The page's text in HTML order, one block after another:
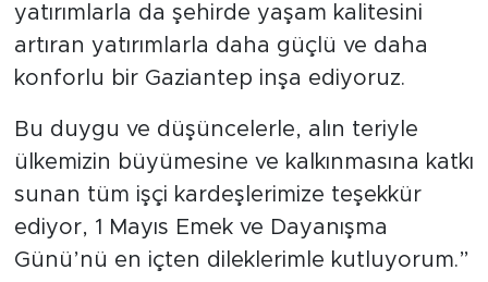
yatırımlarla da şehirde yaşam kalitesini
artıran yatırımlarla daha güçlü ve daha
konforlu bir Gaziantep inşa ediyoruz.
Bu duygu ve düşüncelerle, alın teriyle
ülkemizin büyümesine ve kalkınmasına katkı
sunan tüm işçi kardeşlerimize teşekkür
ediyor, 1 Mayıs Emek ve Dayanışma
Günü’nü en içten dileklerimle kutluyorum.”